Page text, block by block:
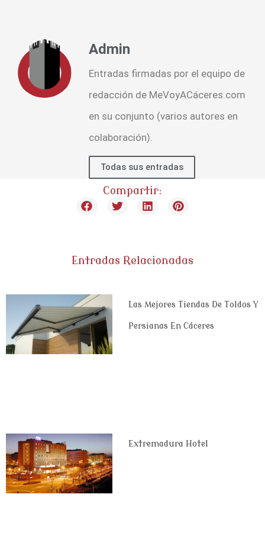
Admin
Entradas firmadas por el equipo de
redacción de MeVoyACáceres.com
en su conjunto (varios autores en
colaboración).
Todas sus entradas
Compartir:
Entradas Relacionadas
Las Mejores Tiendas De Toldos Y
Persianas En Cáceres
Extremadura Hotel